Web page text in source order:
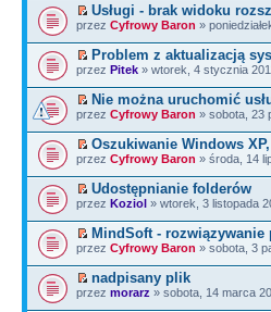
Usługi - brak widoku
przez Cyfrowy Baron »
Problem z aktualizacją
przez Pitek » wtorek, 4 stycznia
Nie można uruchomić
przez Cyfrowy Baron » sobota, 23
Oszukiwanie Windows
przez Cyfrowy Baron » środa, 14
Udostępnianie folderów
przez Koziol » wtorek, 3 listopada
MindSoft - rozwiązywanie
przez Cyfrowy Baron » sobota, 3
nadpisany plik
przez morarz » sobota, 14 marca